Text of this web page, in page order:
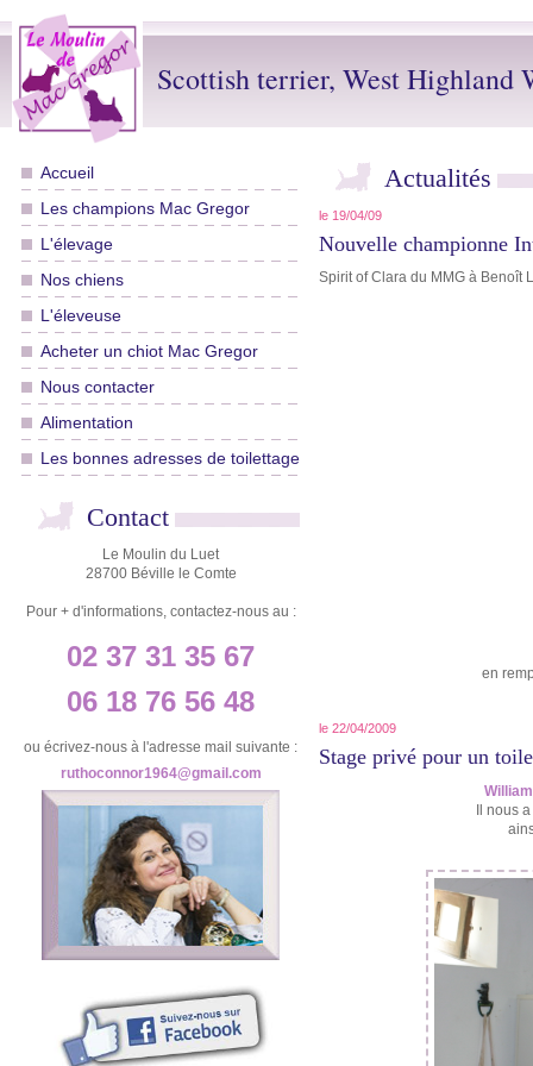
Scottish terrier, West
Accueil
Les champions Mac Gregor
L'élevage
Nos chiens
L'éleveuse
Acheter un chiot Mac Gregor
Nous contacter
Alimentation
Les bonnes adresses de toilettage
Contact
Le Moulin du Luet
28700 Béville le Comte
Pour + d'informations, contactez-nous au :
02 37 31 35 67
06 18 76 56 48
ou écrivez-nous à l'adresse mail suivante :
ruthoconnor1964@gmail.com
Actualités
le 19/04/09
Nouvelle championne
Spirit of Clara du MMG à Benoît
en
le 22/04/2009
Stage privé pour un
Il nous